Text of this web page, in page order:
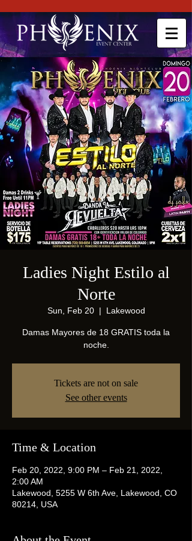
Ladies Night Estilo al
Norte
Sun, Feb 20
  |
Lakewood
Damas Mayores de 18 GRATIS toda la
Tickets are not on sale
See other events
Time & Location
Feb 20, 2022, 9:00 PM – Feb 21, 2022,
2:00 AM
Lakewood, 5255 W 6th Ave, Lakewood, CO
80214, USA